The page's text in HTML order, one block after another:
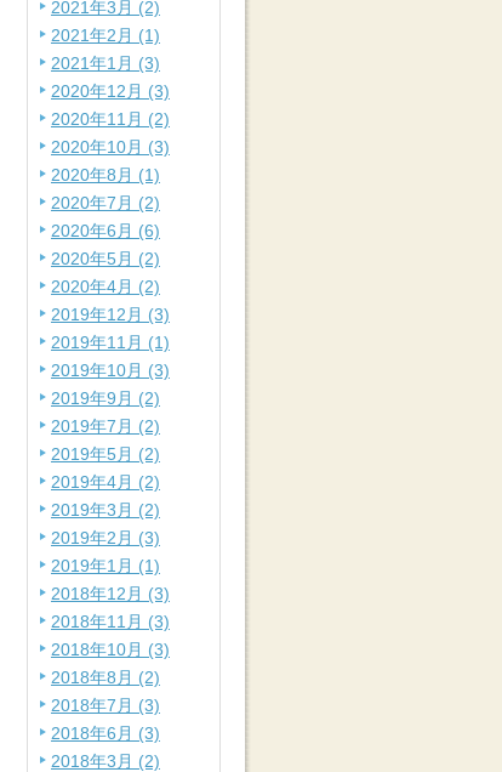
2021年3月 (2)
2021年2月 (1)
2021年1月 (3)
2020年12月 (3)
2020年11月 (2)
2020年10月 (3)
2020年8月 (1)
2020年7月 (2)
2020年6月 (6)
2020年5月 (2)
2020年4月 (2)
2019年12月 (3)
2019年11月 (1)
2019年10月 (3)
2019年9月 (2)
2019年7月 (2)
2019年5月 (2)
2019年4月 (2)
2019年3月 (2)
2019年2月 (3)
2019年1月 (1)
2018年12月 (3)
2018年11月 (3)
2018年10月 (3)
2018年8月 (2)
2018年7月 (3)
2018年6月 (3)
2018年3月 (2)